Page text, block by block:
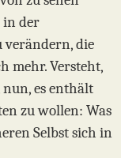
in der
verändern, die
mehr. Versteht,
es enthält
zu wollen: Was
Selbst sich in